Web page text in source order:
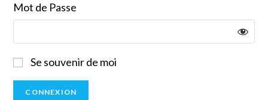
Mot de Passe
Se souvenir de moi